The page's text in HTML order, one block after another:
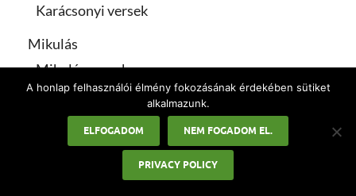
Karácsonyi versek
Mikulás
Mikulás versek
Munkaszüneti napok
A honlap felhasználói élmény fokozásának érdekében sütiket
alkalmazunk.
ELFOGADOM NEM FOGADOM EL.
PRIVACY POLICY